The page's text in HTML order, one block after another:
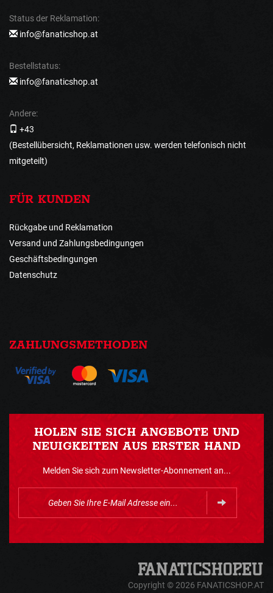
Status der Reklamation:
info@fanaticshop.at
Bestellstatus:
info@fanaticshop.at
Andere:
+43
(Bestellübersicht, Reklamationen usw. werden telefonisch nicht
mitgeteilt)
FÜR KUNDEN
Rückgabe und Reklamation
Versand und Zahlungsbedingungen
Geschäftsbedingungen
Datenschutz
ZAHLUNGSMETHODEN
HOLEN SIE SICH ANGEBOTE UND
NEUIGKEITEN AUS ERSTER HAND
Melden Sie sich zum Newsletter-Abonnement an...
Copyright © 2026 FANATICSHOP.AT